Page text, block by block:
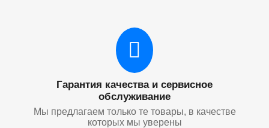
Гарантия качества и сервисное
обслуживание
Мы предлагаем только те товары, в качестве
которых мы уверены